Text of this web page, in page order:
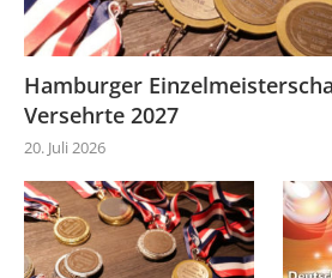
Hamburger
Versehrte 2027
20. Juli 2026